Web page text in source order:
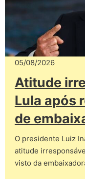
05/08/2026
Atitude
Lula após
de
O presidente Luiz
atitude
visto da